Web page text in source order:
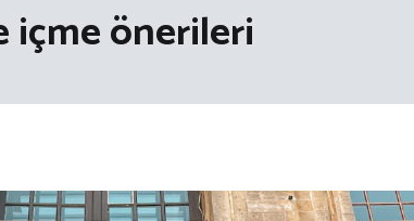
içme önerileri